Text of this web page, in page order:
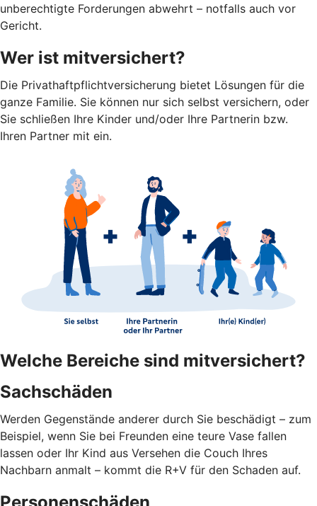
unberechtigte Forderungen abwehrt – notfalls auch vor
Gericht.
Wer ist mitversichert?
Die Privathaftpflichtversicherung bietet Lösungen für die
ganze Familie. Sie können nur sich selbst versichern, oder
Sie schließen Ihre Kinder und/oder Ihre Partnerin bzw.
Ihren Partner mit ein.
Welche Bereiche sind mitversichert?
Sachschäden
Werden Gegenstände anderer durch Sie beschädigt – zum
Beispiel, wenn Sie bei Freunden eine teure Vase fallen
lassen oder Ihr Kind aus Versehen die Couch Ihres
Nachbarn anmalt – kommt die R+V für den Schaden auf.
Personenschäden